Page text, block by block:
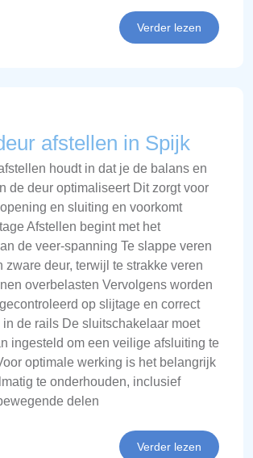
Verder lezen
afstellen in Spijk
houdt in dat je de balans en
de deur optimaliseert Dit zorgt voor
en sluiting en voorkomt
Afstellen begint met het
de veer-spanning Te slappe veren
zware deur, terwijl te strakke veren
overbelasten Vervolgens worden
op slijtage en correct
de rails De sluitschakelaar moet
ingesteld om een veilige afsluiting te
optimale werking is het belangrijk
te onderhouden, inclusief
delen
Verder lezen